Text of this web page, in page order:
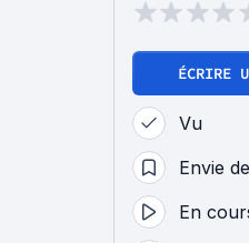
ÉCRIRE
Vu
Envie
En